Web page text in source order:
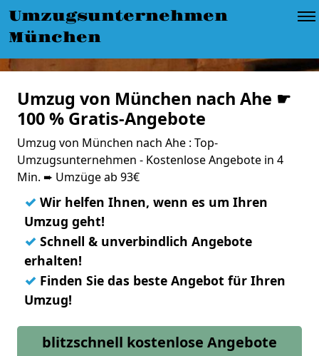
Umzugsunternehmen
München
Umzug von München nach Ahe ☛
100 % Gratis-Angebote
Umzug von München nach Ahe : Top-
Umzugsunternehmen - Kostenlose Angebote in 4
Min. ➨ Umzüge ab 93€
✓ Wir helfen Ihnen, wenn es um Ihren
Umzug geht!
✓ Schnell & unverbindlich Angebote
erhalten!
✓ Finden Sie das beste Angebot für Ihren
Umzug!
blitzschnell kostenlose Angebote